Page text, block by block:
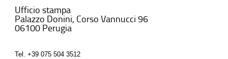
Ufficio stampa
Palazzo Donini, Corso Vannucci 96
06100 Perugia
Tel. +39 075 504 3512